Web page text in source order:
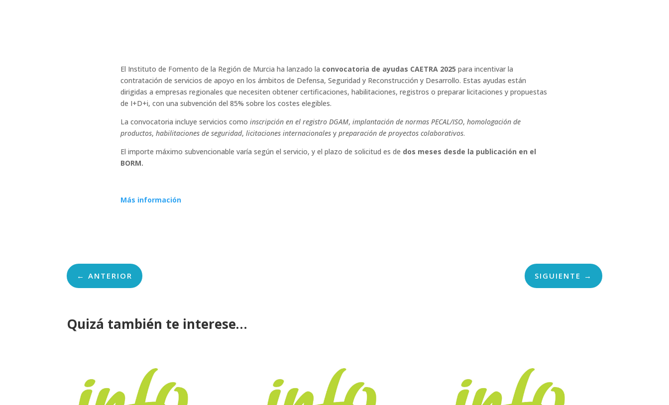
El Instituto de Fomento de la Región de Murcia ha lanzado la convocatoria de ayudas CAETRA 2025 para incentivar la
contratación de servicios de apoyo en los ámbitos de Defensa, Seguridad y Reconstrucción y Desarrollo. Estas ayudas están
dirigidas a empresas regionales que necesiten obtener certificaciones, habilitaciones, registros o preparar licitaciones y propuestas
de I+D+i, con una subvención del 85% sobre los costes elegibles.
La convocatoria incluye servicios como inscripción en el registro DGAM, implantación de normas PECAL/ISO, homologación de
productos, habilitaciones de seguridad, licitaciones internacionalesy preparación de proyectos colaborativos.
El importe máximo subvencionable varía según el servicio, y el plazo de solicitud es de dos meses desde la publicación en el
BORM.
Más información
←ANTERIOR SIGUIENTE →
Quizá también te interese…